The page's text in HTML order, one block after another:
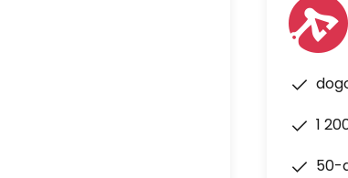
1
50-